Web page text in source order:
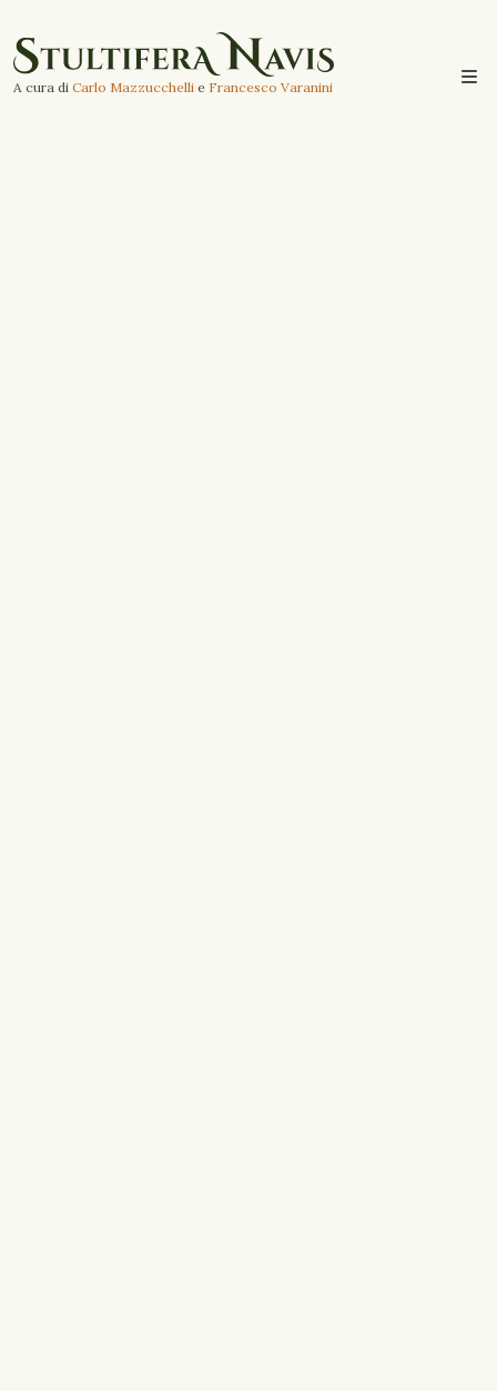
A cura di Carlo Mazzucchelli e Francesco Varanini